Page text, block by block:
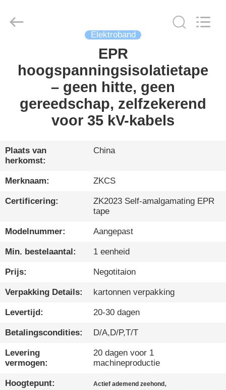
PRODUCTEN
VIDEO'S
OVER
ONS
RONDLEIDING
DE
FABRIEK
KWALITEITSCONTROLE
NEEM
CONTACT
ONS
OP
CO.,
Elektroband
EPR
hoogspanningsisolatietape
– geen hitte, geen
gereedschap, zelfzekerend
voor 35 kV-kabels
Plaats van
herkomst:
China
Merknaam: ZKCS
Certificering:
ZK2023 Self-amalgamating EPR
tape
Modelnummer: Aangepast
Min. bestelaantal: 1 eenheid
Prijs: Negotitaion
Verpakking Details: kartonnen verpakking
Levertijd: 20-30 dagen
Betalingscondities: D/A,D/P,T/T
Levering
vermogen:
20 dagen voor 1
machineproductie
Hoogtepunt: Actief ademend zeehond ,